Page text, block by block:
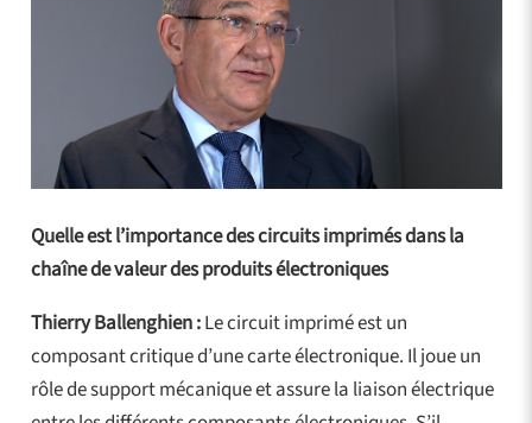
Quelle est l’importance des circuits imprimés dans la
chaîne de valeur des produits électroniques
Thierry Ballenghien :Le circuit imprimé est un
composant critique d’une carte électronique. Il joue un
rôle de support mécanique et assure la liaison électrique